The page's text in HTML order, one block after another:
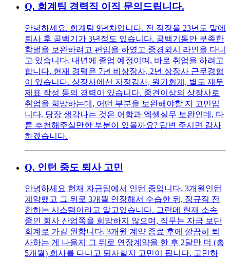
Q. 회계팀 경력직 이직 문의드립니다.
안녕하세요. 회계팀 9년차입니다. 전 직장을 23년도 말에
퇴사 후 공백기가 3년정도 있습니다. 공백기동안 부족한
학벌을 보완하려고 편입을 하였고 중경외시 라인을 다니
고 있습니다. 내년에 졸업 예정이며, 바로 취업을 하려고
합니다. 현재 경력은 7년 비상장사, 2년 상장사 근무경험
이 있습니다. 상장사에선 지정감사, 원가회계, 별도 재무
제표 작성 등의 경력이 있습니다. 중견이상의 상장사로
취업을 희망하는데, 어떤 부분을 보완해야할 지 고민입
니다. 당장 생각나는 것은 어학과 엑셀실무 보완인데, 다
른 추천해주실만한 부분이 있을까요? 답변 주시면 감사
하겠습니다.
Q. 인턴 중도 퇴사 고민
안녕하세요 현재 자금팀에서 인턴 중입니다. 3개월인턴
계약했고 그 뒤로 3개월 연장해서 수습한 뒤, 정규직 전
환하는 시스템이라고 알고있습니다. 그런데 현재 소속
중인 회사 산업쪽을 희망하지 않으며, 직무는 자금 보단
회계로 가길 원합니다. 3개월 계약 종료 후에 깔끔히 퇴
사하는 게 나을지 그 뒤로 연장계약을 한 후 2달만 더 (총
5개월) 회사를 다니고 퇴사할지 고민이 됩니다. 고민하